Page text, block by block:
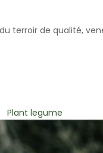
terroir de qualité,
Plantes